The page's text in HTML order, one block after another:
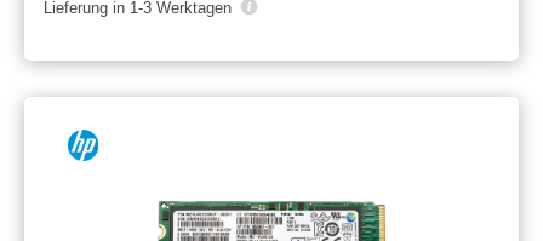
Lieferung in 1-3 Werktagen